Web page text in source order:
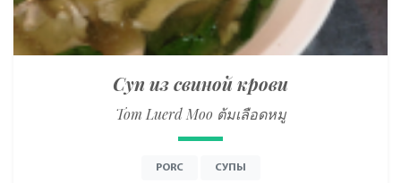
Суп из свиной крови
Tom Luerd Moo ต้มเลือดหมู
PORC СУПЫ